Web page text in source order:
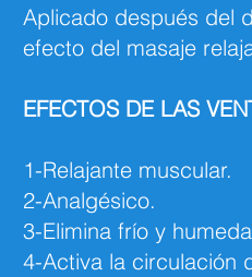
Aplicado después del
efecto del masaje
EFECTOS DE LAS
1-Relajante muscular.
2-Analgésico.
3-Elimina frío y
4-Activa la circulación